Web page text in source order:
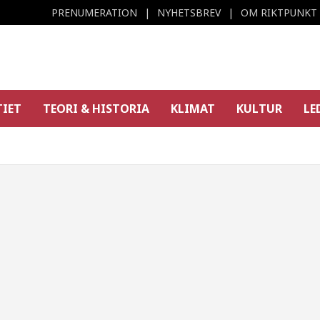
PRENUMERATION NYHETSBREV OM RIKTPUNKT
TEORI & HISTORIA KLIMAT KULTUR